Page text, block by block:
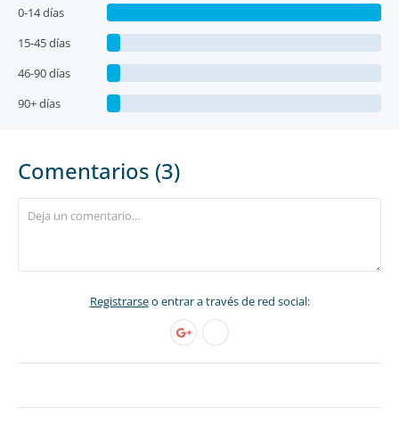
0-14 días
15-45 días
46-90 días
90+ días
Comentarios (3)
Registrarseo entrar a través de red social: